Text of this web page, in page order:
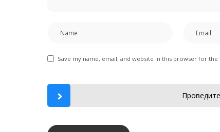
Save my name, email, and website in this browser for